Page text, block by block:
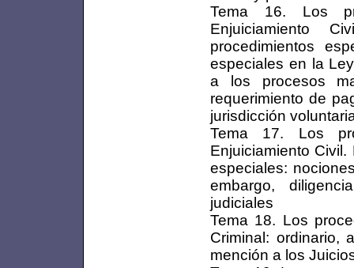
Tema 16. Los
Enjuiciamiento
procedimientos
especiales en la
a los procesos
requerimiento de
jurisdicción
Tema 17. Los
Enjuiciamiento
especiales:
embargo,
judiciales
Tema 18. Los
Criminal: ordinario,
mención a los